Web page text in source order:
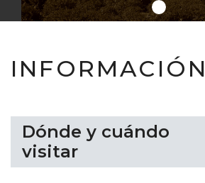
INFORMACIÓN
Dónde y cuándo
visitar